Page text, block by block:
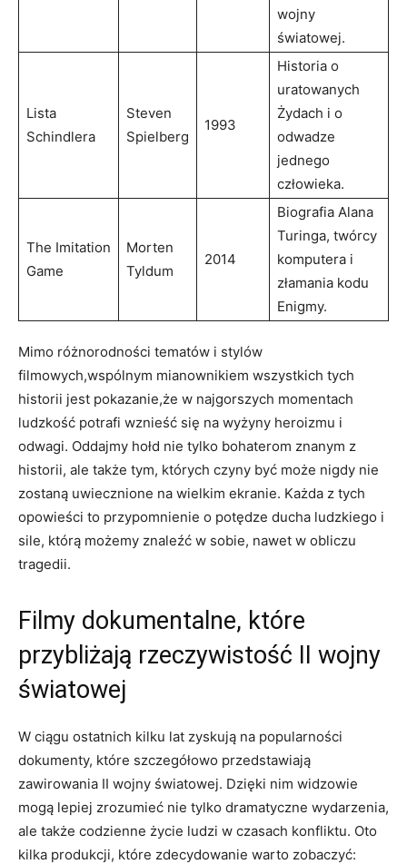
wojny
światowej.
Lista
Schindlera
Steven
Spielberg
1993
Historia o
uratowanych
Żydach i o
odwadze
jednego
człowieka.
The Imitation
Game
Morten
Tyldum
2014
Biografia Alana
Turinga, twórcy
komputera i
złamania kodu
Enigmy.
Mimo różnorodności tematów i stylów
filmowych,wspólnym mianownikiem wszystkich tych
historii jest pokazanie,że w najgorszych momentach
ludzkość potrafi wznieść się na wyżyny heroizmu i
odwagi. Oddajmy hołd nie tylko bohaterom znanym z
historii, ale także tym, których czyny być może nigdy nie
zostaną uwiecznione na wielkim ekranie. Każda z tych
opowieści to przypomnienie o potędze ducha ludzkiego i
sile, którą możemy znaleźć w sobie, nawet w obliczu
tragedii.
Filmy dokumentalne, które
przybliżają rzeczywistość II wojny
światowej
W ciągu ostatnich kilku lat zyskują na popularności
dokumenty, które szczegółowo przedstawiają
zawirowania II wojny światowej. Dzięki nim widzowie
mogą lepiej zrozumieć nie tylko dramatyczne wydarzenia,
ale także codzienne życie ludzi w czasach konfliktu. Oto
kilka produkcji, które zdecydowanie warto zobaczyć: